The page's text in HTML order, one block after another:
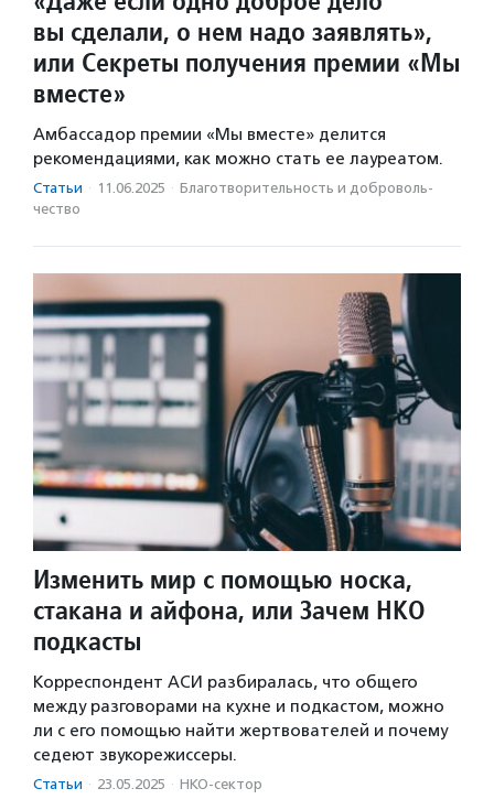
вы сделали, о нем надо заявлять»,
или Секреты получения премии «Мы
вместе»
Амбассадор премии «Мы вместе» делится
рекомендациями, как можно стать ее лауреатом.
Статьи · 11.06.2025 · Благотвори­тель­ность и доброволь­
чест­во
Изменить мир с помощью носка,
стакана и айфона, или Зачем НКО
подкасты
Корреспондент АСИ разбиралась, что общего
между разговорами на кухне и подкастом, можно
ли с его помощью найти жертвователей и почему
седеют звукорежиссеры.
Статьи · 23.05.2025 · НКО-сектор